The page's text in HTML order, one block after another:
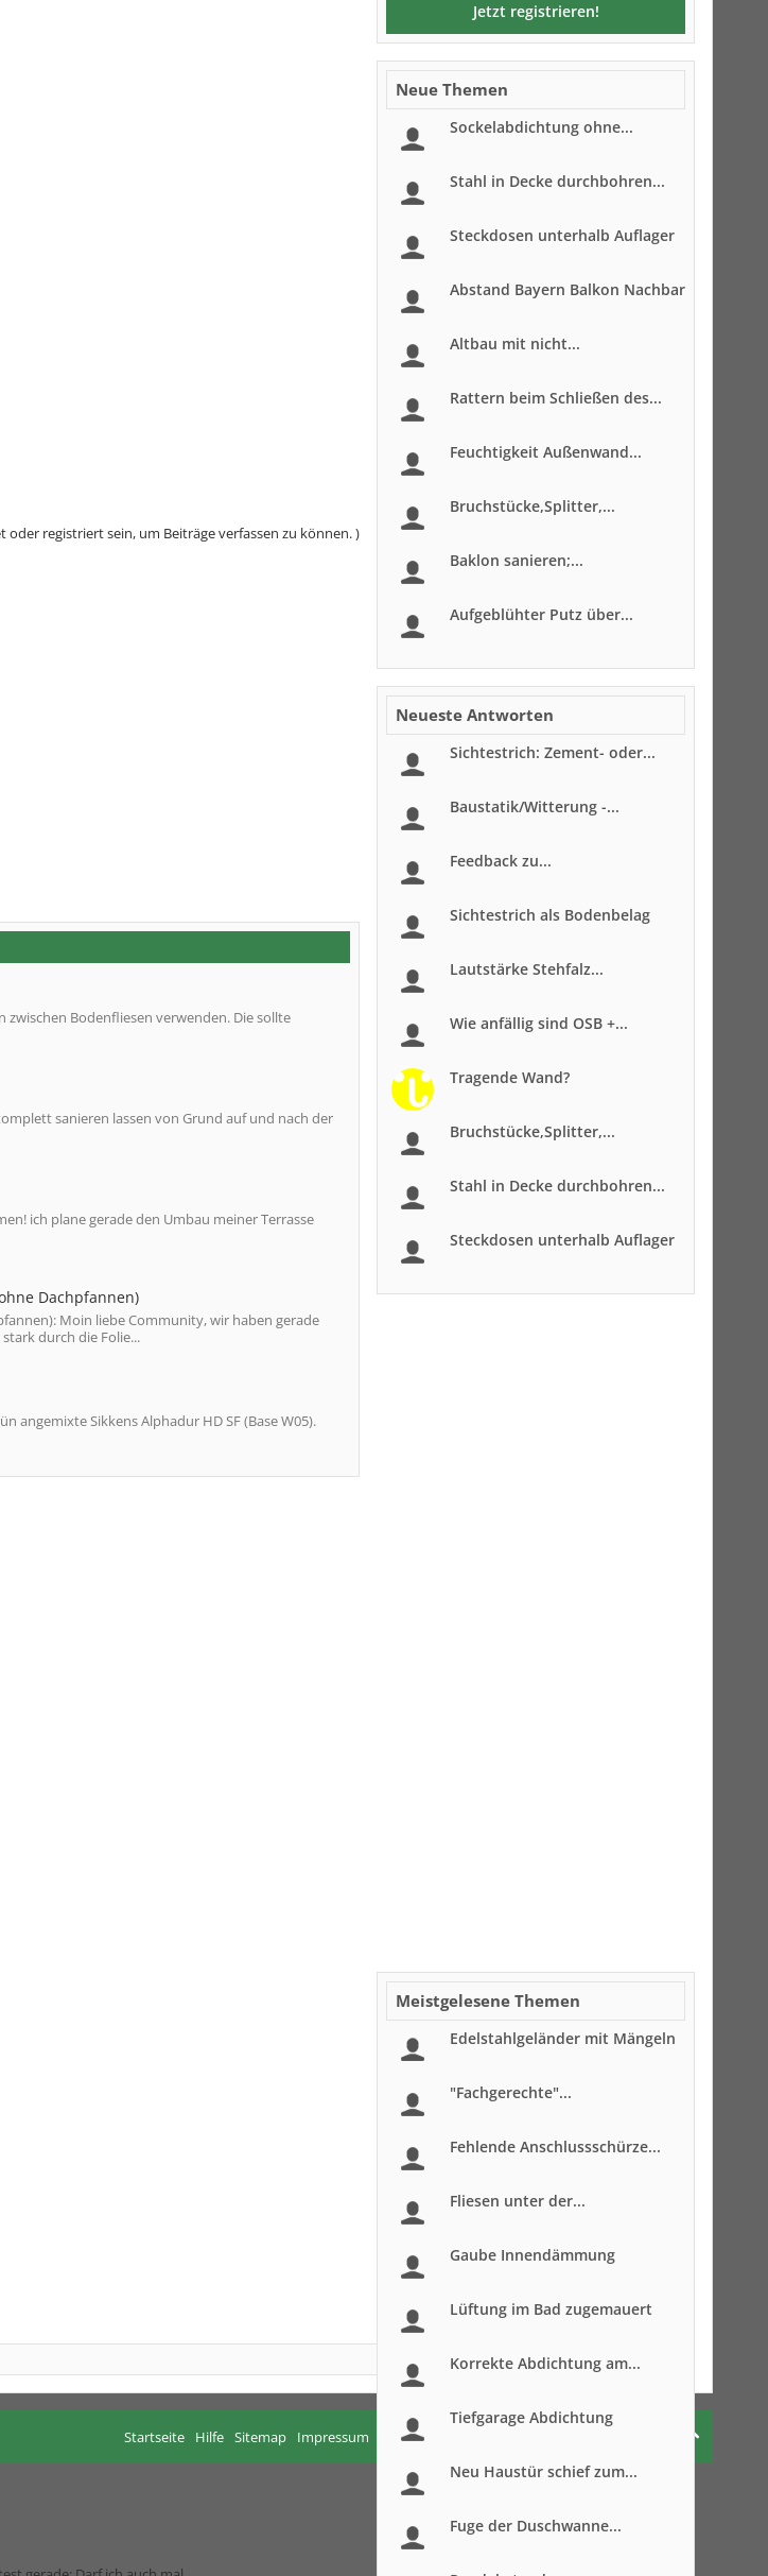
oder registriert sein, um Beiträge verfassen zu können. )
zwischen Bodenfliesen verwenden. Die sollte
sanieren lassen von Grund auf und nach der
ich plane gerade den Umbau meiner Terrasse
Dachpfannen)
Moin liebe Community, wir haben gerade
durch die Folie...
angemixte Sikkens Alphadur HD SF (Base W05).
Jetzt registrieren!
Neue Themen
Sockelabdichtung ohne...
Stahl in Decke durchbohren...
Steckdosen unterhalb Auflager
Abstand Bayern Balkon Nachbar
Altbau mit nicht...
Rattern beim Schließen des...
Feuchtigkeit Außenwand...
Bruchstücke,Splitter,...
Baklon sanieren;...
Aufgeblühter Putz über...
Neueste Antworten
Sichtestrich: Zement- oder...
Baustatik/Witterung -...
Feedback zu...
Sichtestrich als Bodenbelag
Lautstärke Stehfalz...
Wie anfällig sind OSB +...
Tragende Wand?
Bruchstücke,Splitter,...
Stahl in Decke durchbohren...
Steckdosen unterhalb Auflager
Meistgelesene Themen
Edelstahlgeländer mit Mängeln
"Fachgerechte"...
Fehlende Anschlussschürze...
Fliesen unter der...
Gaube Innendämmung
Lüftung im Bad zugemauert
Korrekte Abdichtung am...
Tiefgarage Abdichtung
Neu Haustür schief zum...
Fuge der Duschwanne...
Startseite Hilfe Sitemap Impressum Nutzungsbedingungen